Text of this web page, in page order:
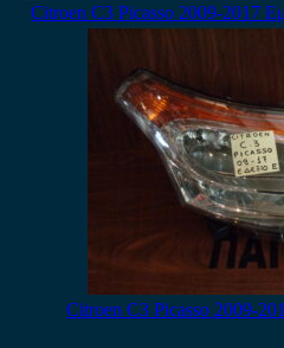
Citroen C3 Picasso 2009-2017
Citroen C3 Picasso 2009-